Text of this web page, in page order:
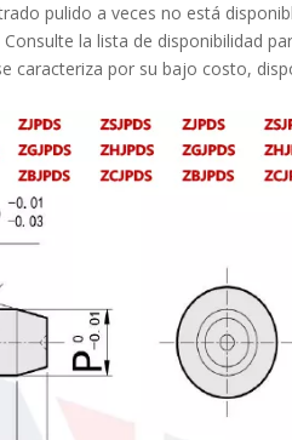
pulido a veces no está
la lista de disponibilidad
caracteriza por su bajo costo,